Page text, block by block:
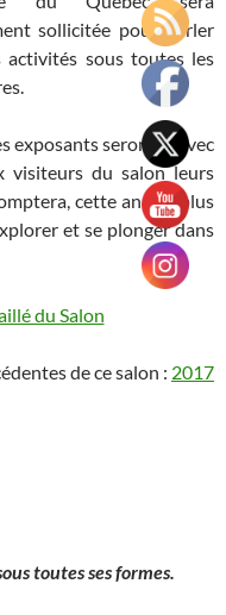
sollicitée pour parler
activités sous toutes les
exposants seront là avec
visiteurs du salon leurs
cette année, plus
et se plonger dans
du Salon
de ce salon : 2017
toutes ses formes.